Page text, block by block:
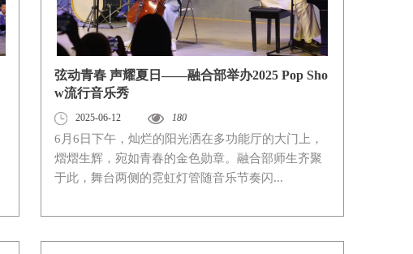
弦动青春 声耀夏日——融合部举办2025 Pop Sho
w流行音乐秀
2025-06-12 180
6月6日下午，灿烂的阳光洒在多功能厅的大门上，
熠熠生辉，宛如青春的金色勋章。融合部师生齐聚
于此，舞台两侧的霓虹灯管随音乐节奏闪...